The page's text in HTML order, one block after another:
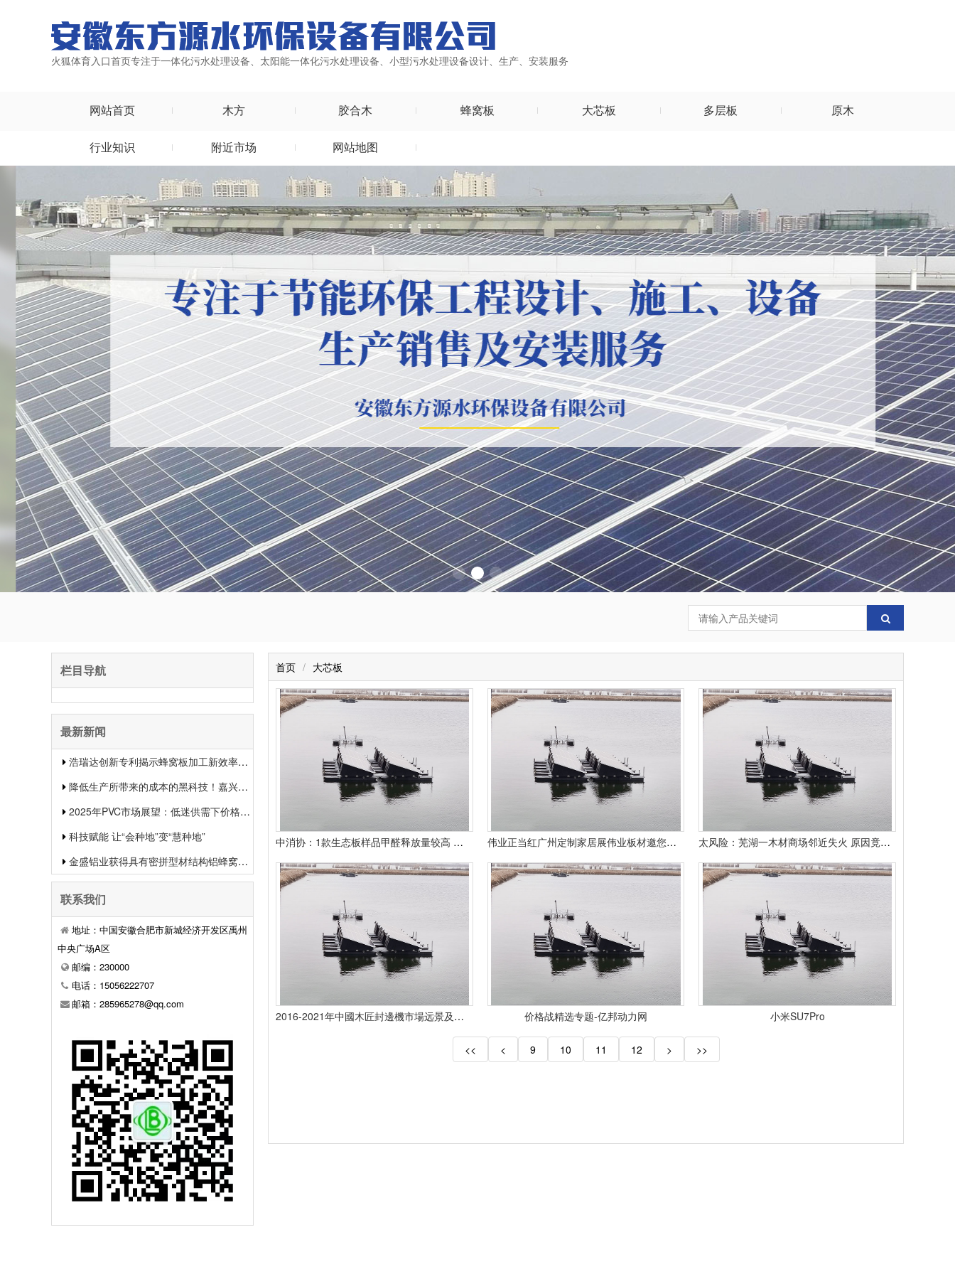
火狐体育入口首页专注于一体化污水处理设备、太阳能一体化污水处理设备、小型污水处理设备设计、生产、安装服务
网站首页 木方 胶合木 蜂窝板 大芯板 多层板 原木
行业知识 附近市场 网站地图
栏目导航
最新新闻
浩瑞达创新专利揭示蜂窝板加工新效率提升行业竞争力
降低生产所带来的成本的黑科技！嘉兴中集新材料的生物质蜂窝板专利申报引发热议
2025年PVC市场展望：低迷供需下价格或将下滑
科技赋能 让“会种地”变“慧种地”
金盛铝业获得具有密拼型材结构铝蜂窝板专利有用提升了装置功率和装置质量
联系我们
地址：中国安徽合肥市新城经济开发区禹州
中央广场A区
邮编：230000
电话：15056222707
邮箱：285965278@qq.com
首页 / 大芯板
中消协：1款生态板样品甲醛释放量较高 超出E2级板限量值 伟业正当红广州定制家居展伟业板材邀您来打卡！ 太风险：芜湖一木材商场邻近失火 原因竟然是
2016-2021年中國木匠封邊機市場远景及投資發展戰略研讨報告 价格战精选专题-亿邦动力网 小米SU7Pro
<< < 9 10 11 12 > >>